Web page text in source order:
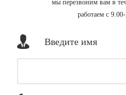
мы перезвоним вам в
работаем с
Введите имя